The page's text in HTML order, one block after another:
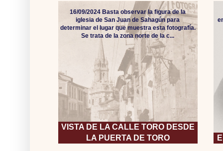
VISTA DE LA CALLE TORO DESDE
LA PUERTA DE TORO
16/09/2024 Basta observar la figura de la
iglesia de San Juan de Sahagún para
determinar el lugar que muestra esta fotografía.
Se trata de la zona norte de la c...